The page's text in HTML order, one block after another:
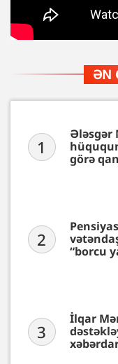
ƏN
1
Ələsgər
görə
2
“borcu
3
İlqar